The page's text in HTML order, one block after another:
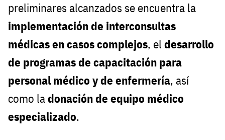
preliminares alcanzados se encuentra la
implementación de interconsultas
médicas en casos complejos, el desarrollo
de programas de capacitación para
personal médico y de enfermería, así
como ladonación de equipo médico
especializado.